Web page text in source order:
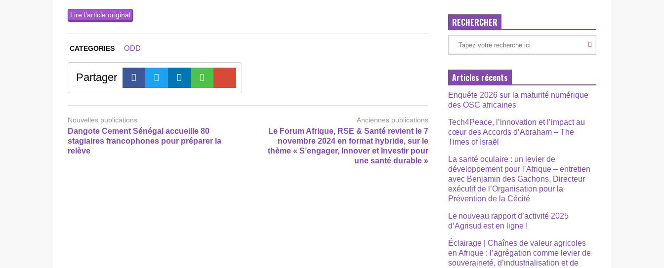
Lire l’article original
CATEGORIES ODD
Partager
Nouvelles publications
Dangote Cement Sénégal accueille 80
stagiaires francophones pour préparer la
relève
Anciennes publications
Le Forum Afrique, RSE & Santé revient le 7
novembre 2024 en format hybride, sur le
thème « S’engager, Innover et Investir pour
une santé durable »
RECHERCHER
Articles récents
Enquête 2026 sur la maturité numérique
des OSC africaines
Tech4Peace, l’innovation et l’impact au
cœur des Accords d’Abraham – The
Times of Israël
La santé oculaire : un levier de
développement pour l’Afrique – entretien
avec Benjamin des Gachons, Directeur
exécutif de l’Organisation pour la
Prévention de la Cécité
Le nouveau rapport d’activité 2025
d’Agrisud est en ligne !
Éclairage | Chaînes de valeur agricoles
en Afrique : l’agrégation comme levier de
souveraineté, d’industrialisation et de